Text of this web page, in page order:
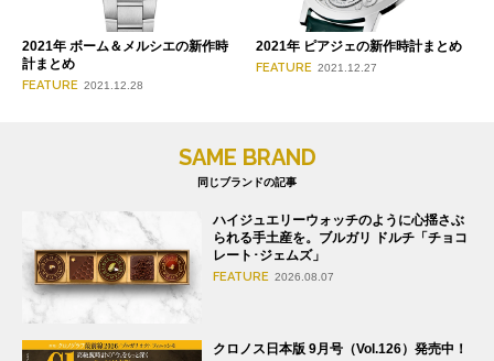
2021年 ボーム＆メルシエの新作時
計まとめ
FEATURE 2021.12.28
2021年 ピアジェの新作時計まとめ
FEATURE 2021.12.27
SAME BRAND
同じブランドの記事
ハイジュエリーウォッチのように心揺さぶ
られる手土産を。ブルガリ ドルチ「チョコ
レート･ジェムズ」
FEATURE 2026.08.07
クロノス日本版 9月号（Vol.126）発売中！